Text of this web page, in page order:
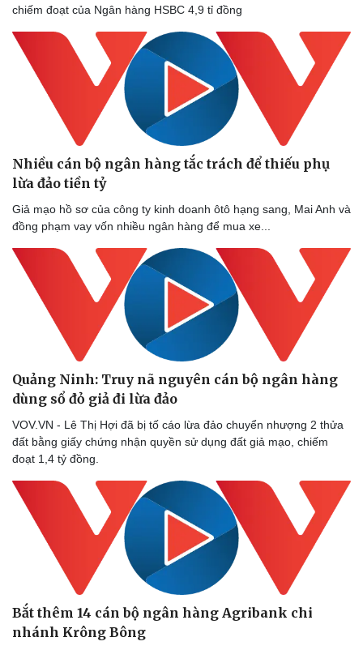
Sức khỏe
Dinh dưỡng - món ngon
Cây thuốc
Sản phụ khoa
Nhi khoa
Làm đẹp - giảm cân
Phòng mạch online
Ăn sạch sống khỏe
Đời sống
Nhà đẹp
Blog
Tình yêu - Gia đình
chiếm đoạt của Ngân hàng HSBC 4,9 tỉ đồng
Nhiều cán bộ ngân hàng tắc trách để thiếu phụ
lừa đảo tiền tỷ
Giả mạo hồ sơ của công ty kinh doanh ôtô hạng sang, Mai Anh và
đồng phạm vay vốn nhiều ngân hàng để mua xe...
Quảng Ninh: Truy nã nguyên cán bộ ngân hàng
dùng sổ đỏ giả đi lừa đảo
VOV.VN - Lê Thị Hợi đã bị tố cáo lừa đảo chuyển nhượng 2 thửa
đất bằng giấy chứng nhận quyền sử dụng đất giả mạo, chiếm
đoạt 1,4 tỷ đồng.
​Bắt thêm 14 cán bộ ngân hàng Agribank chi
nhánh Krông Bông